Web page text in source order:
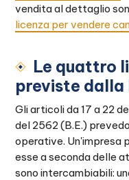
vendita al dettaglio
licenza per vendere
Le quattro
previste dalla
Gli articoli da 17 a 22
del 2562 (B.E.)
operative. Un'impresa
esse a seconda delle
sono intercambiabili: